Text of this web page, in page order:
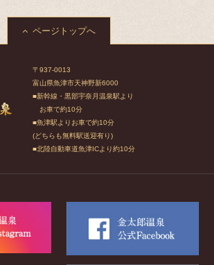
ページトップへ
〒937-0013
富山県魚津市天神野新6000
■新幹線・黒部宇奈月温泉駅より
お車で約10分
■魚津駅よりお車で約10分
(どちらも無料駅送迎有り)
■北陸自動車道魚津ICより約10分